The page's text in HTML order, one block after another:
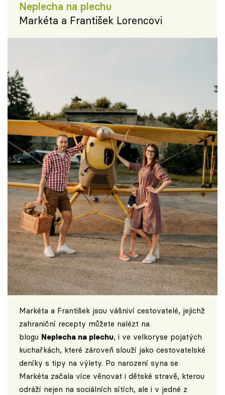
Neplecha na plechu
Markéta a František Lorencovi
Markéta a František jsou vášniví cestovatelé, jejichž
zahraniční recepty můžete nalézt na
blogu Neplecha na plechu, i ve velkoryse pojatých
kuchařkách, které zároveň slouží jako cestovatelské
deníky s tipy na výlety. Po narození syna se
Markéta začala více věnovat i dětské stravě, kterou
odráží nejen na sociálních sítích, ale i v jedné z